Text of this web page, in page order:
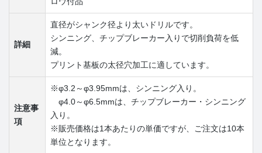
詳細
直径がシャンク径より太いドリルです。
シンニング、チップブレーカー入りで切削負荷を低
減。
プリント基板の太径穴加工に適しています。
注意事
項
※φ3.2～φ3.95mmは、シンニング入り。
φ4.0～φ6.5mmは、チップブレーカー・シンニング
入り。
※販売価格は1本あたりの単価ですが、ご注文は10本
単位となります。